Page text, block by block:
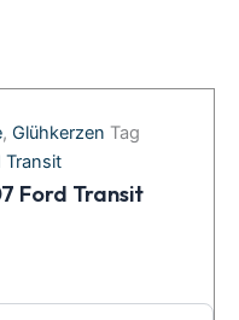
, Glühkerzen Tag
Transit
Ford Transit